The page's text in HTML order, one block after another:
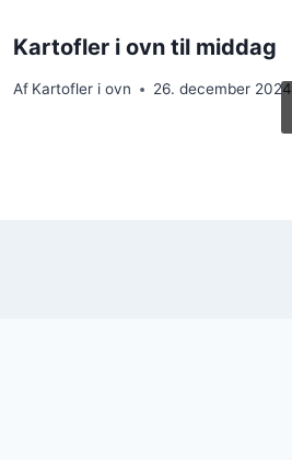
Kartofler i ovn til middag
Af Kartofler i ovn 26. december 2024